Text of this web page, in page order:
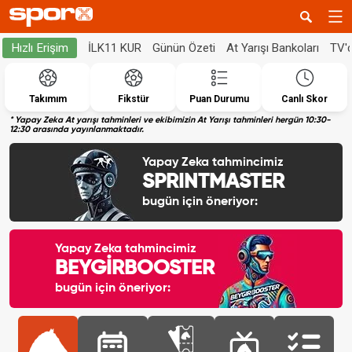
Hızlı Erişim İLK11 KUR Günün Özeti At Yarışı Bankoları
Takımım Fikstür Puan Durumu Canlı Skor
* Yapay Zeka At yarışı tahminleri ve ekibimizin At Yarışı tahminleri hergün 10:30-
12:30 arasında yayınlanmaktadır.
Yapay Zeka tahmincimiz
SPRINTMASTER
bugün için öneriyor:
Yapay Zeka tahmincimiz
BEYGİRBOOSTER
bugün için öneriyor: